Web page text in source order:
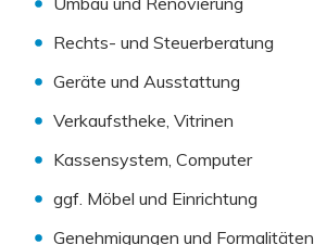
Rechts- und Steuerberatung
Geräte und Ausstattung
Verkaufstheke, Vitrinen
Kassensystem, Computer
ggf. Möbel und Einrichtung
Genehmigungen und Formalitäten